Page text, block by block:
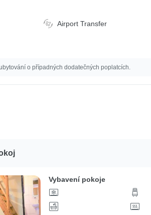
Airport Transfer
o případných dodatečných poplatcích.
Vybavení pokoje